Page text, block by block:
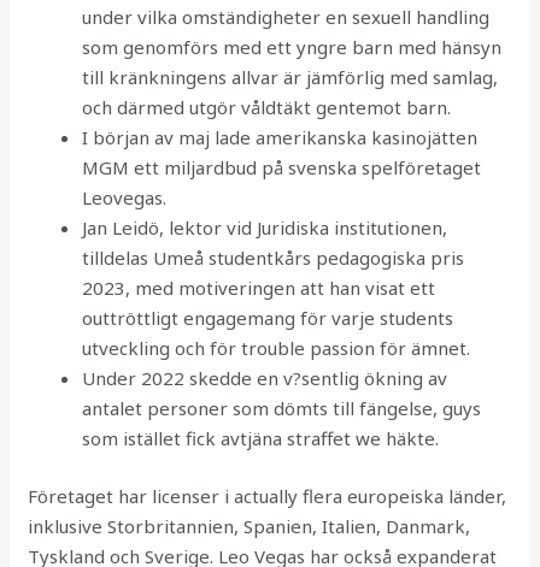
under vilka omständigheter en sexuell handling
som genomförs med ett yngre barn med hänsyn
till kränkningens allvar är jämförlig med samlag,
och därmed utgör våldtäkt gentemot barn.
I början av maj lade amerikanska kasinojätten
MGM ett miljardbud på svenska spelföretaget
Leovegas.
Jan Leidö, lektor vid Juridiska institutionen,
tilldelas Umeå studentkårs pedagogiska pris
2023, med motiveringen att han visat ett
outtröttligt engagemang för varje students
utveckling och för trouble passion för ämnet.
Under 2022 skedde en v?sentlig ökning av
antalet personer som dömts till fängelse, guys
som istället fick avtjäna straffet we häkte.
Företaget har licenser i actually flera europeiska länder,
inklusive Storbritannien, Spanien, Italien, Danmark,
Tyskland och Sverige. Leo Vegas har också expanderat